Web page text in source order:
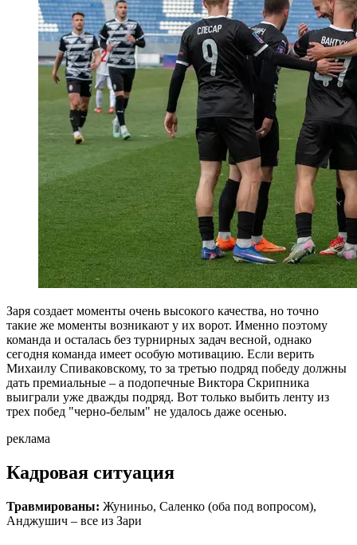
Заря создает моменты очень высокого качества, но точно
такие же моменты возникают у их ворот. Именно поэтому
команда и осталась без турнирных задач весной, однако
сегодня команда имеет особую мотивацию. Если верить
Михаилу Спиваковскому, то за третью подряд победу должны
дать премиальные – а подопечные Виктора Скрипника
выиграли уже дважды подряд. Вот только выбить ленту из
трех побед "черно-белым" не удалось даже осенью.
реклама
Кадровая ситуация
Травмированы: Жуниньо, Саленко (оба под вопросом),
Анджушич – все из Зари